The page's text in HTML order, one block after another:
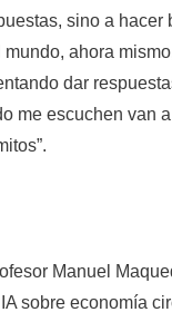
sino a hacer
ahora
dar
me escuchen van
Manuel
sobre economía